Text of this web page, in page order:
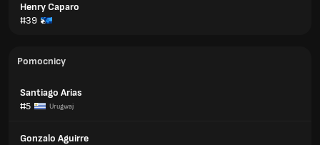
Henry Caparo
#39
Pomocnicy
Santiago Arias
#5
Urugwaj
Gonzalo Aguirre